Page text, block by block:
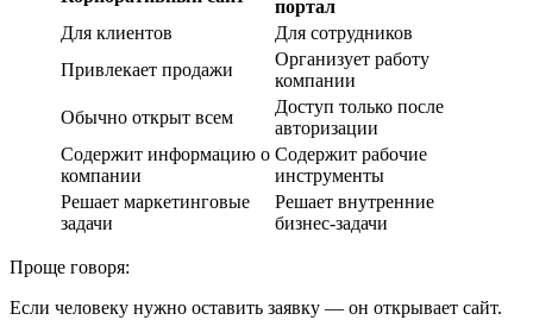
портал
Для клиентов
Для сотрудников
Привлекает продажи
Организует работу
компании
Обычно открыт всем
Доступ только после
авторизации
Содержит информацию о
компании
Содержит рабочие
инструменты
Решает маркетинговые
задачи
Решает внутренние
бизнес-задачи
Проще говоря:
Если человеку нужно оставить заявку — он открывает сайт.